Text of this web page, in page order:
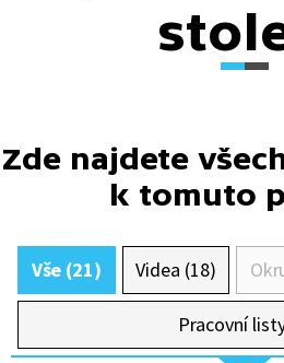
Zde najdete
k tomuto
Vše (21) Videa (18)
Pracovní